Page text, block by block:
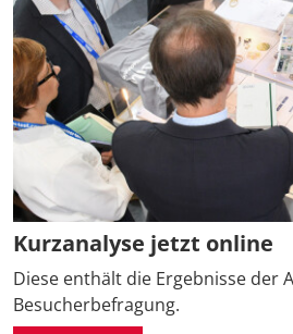
Kurzanalyse jetzt online
Diese enthält die Ergebnisse der
Besucherbefragung.